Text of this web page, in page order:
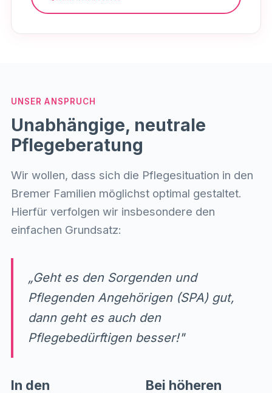
UNSER ANSPRUCH
Unabhängige, neutrale
Pflegeberatung
Wir wollen, dass sich die Pflegesituation in den
Bremer Familien möglichst optimal gestaltet.
Hierfür verfolgen wir insbesondere den
einfachen Grundsatz:
„Geht es den Sorgenden und
Pflegenden Angehörigen (SPA) gut,
dann geht es auch den
Pflegebedürftigen besser!"
In den
Bei höheren